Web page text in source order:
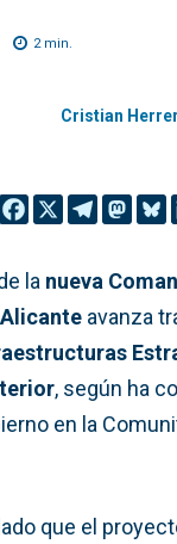
2min.
Cristian
la nueva
avanza
, según ha
en la
que el